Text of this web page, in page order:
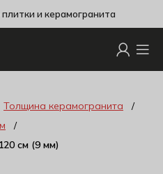
и керамогранита
Толщина керамогранита
см (9 мм)